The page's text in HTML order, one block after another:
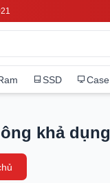
SSD Case
khả dụng